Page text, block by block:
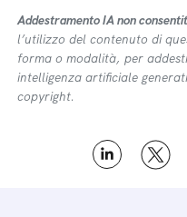
Addestramento IA non
l’utilizzo del contenuto di
forma o modalità, per
intelligenza artificiale
copyright.